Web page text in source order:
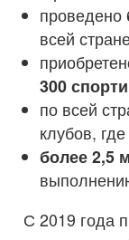
проведено
всей
300
по всей
клубов,
более 2,5
С 2019 года